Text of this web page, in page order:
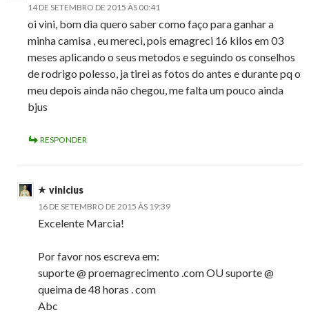
14 DE SETEMBRO DE 2015 ÀS 00:41
oi vini, bom dia quero saber como faço para ganhar a
minha camisa , eu mereci, pois emagreci 16 kilos em 03
meses aplicando o seus metodos e seguindo os conselhos
de rodrigo polesso, ja tirei as fotos do antes e durante pq o
meu depois ainda não chegou, me falta um pouco ainda
bjus
RESPONDER
vinicius
16 DE SETEMBRO DE 2015 ÀS 19:39
Excelente Marcia!
Por favor nos escreva em:
suporte @ proemagrecimento .com OU suporte @
queima de 48 horas . com
Abc